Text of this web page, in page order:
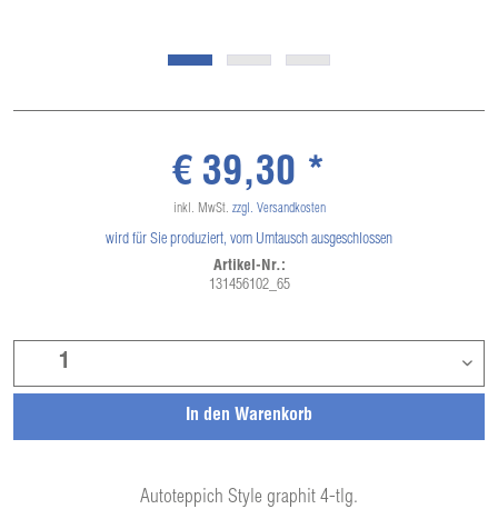
Autoteppich Style graphit 4-tlg.
In den Warenkorb
€ 39,30 *
inkl. MwSt. zzgl. Versandkosten
wird für Sie produziert, vom Umtausch ausgeschlossen
Artikel-Nr.:
131456102_65